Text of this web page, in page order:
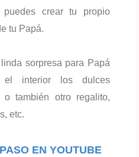
puedes crear tu propio
tu Papá.
sorpresa para Papá
el interior los dulces
también otro regalito,
etc.
EN YOUTUBE